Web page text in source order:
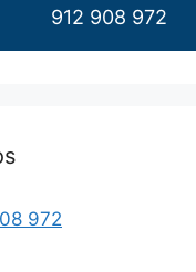
912 908 972
972